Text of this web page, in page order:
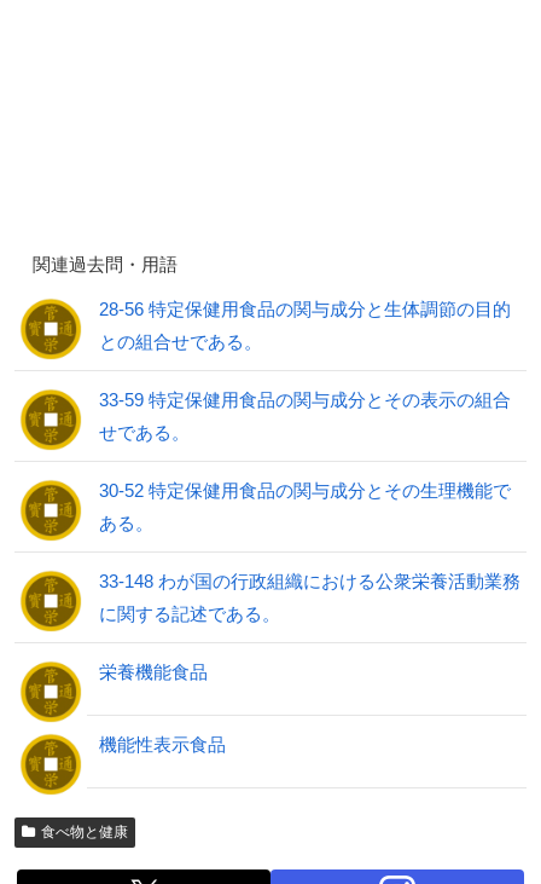
関連過去問・用語
28-56 特定保健用食品の関与成分と生体調節の目的
との組合せである。
33-59 特定保健用食品の関与成分とその表示の組合
せである。
30-52 特定保健用食品の関与成分とその生理機能で
ある。
33-148 わが国の行政組織における公衆栄養活動業務
に関する記述である。
栄養機能食品
機能性表示食品
食べ物と健康